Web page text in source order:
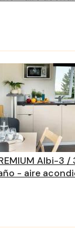
Albi-3
- aire